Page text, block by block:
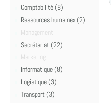
Comptabilité (8)
Ressources humaines (2)
Management
Secrétariat (22)
Marketing
Informatique (8)
Logistique (3)
Transport (3)